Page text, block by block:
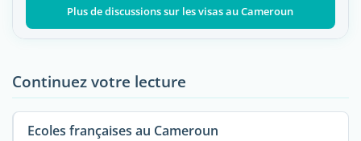
Plus de discussions sur les visas au Cameroun
Continuez votre lecture
Ecoles françaises au Cameroun